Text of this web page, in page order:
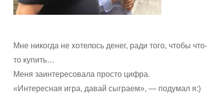
Мне никогда не хотелось денег, ради того, чтобы что-
то купить…
Меня заинтересовала просто цифра.
«Интересная игра, давай сыграем», — подумал я:)